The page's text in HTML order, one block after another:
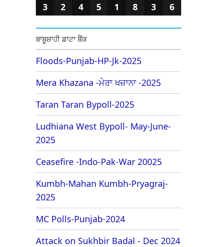
3 2 4 5 1 8 3 6
ਬਾਬੂਸ਼ਾਹੀ ਡਾਟਾ ਬੈਂਕ
Floods-Punjab-HP-Jk-2025
Mera Khazana -ਮੇਰਾ ਖਜ਼ਾਨਾ -2025
Taran Taran Bypoll-2025
Ludhiana West Bypoll- May-June-
2025
Ceasefire -Indo-Pak-War 20025
Kumbh-Mahan Kumbh-Pryagraj-
2025
MC Polls-Punjab-2024
Attack on Sukhbir Badal - Dec 2024